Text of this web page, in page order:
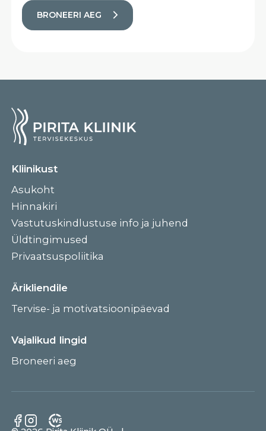
BRONEERI AEG
Kliinikust
Asukoht
Hinnakiri
Vastutuskindlustuse info ja juhend
Üldtingimused
Privaatsuspoliitika
Ärikliendile
Tervise- ja motivatsioonipäevad
Vajalikud lingid
Broneeri aeg